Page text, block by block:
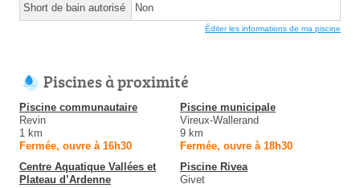
Short de bain autorisé Non
Éditer les informations de ma piscine
Piscines à proximité
Piscine communautaire
Revin
1 km
Fermée, ouvre à 16h30
Piscine municipale
Vireux-Wallerand
9 km
Fermée, ouvre à 18h30
Centre Aquatique Vallées et
Plateau d’Ardenne
Piscine Rivea
Givet